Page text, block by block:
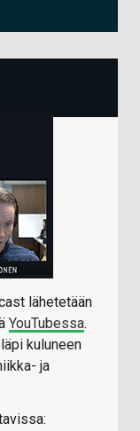
lähetetään
YouTubessa.
kuluneen
ja